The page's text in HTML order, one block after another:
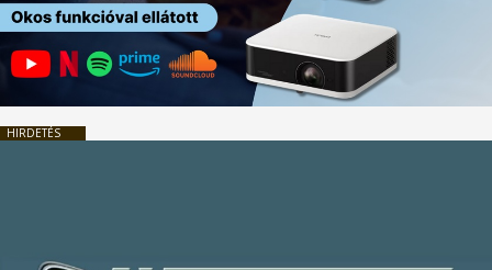
HIRDETÉS